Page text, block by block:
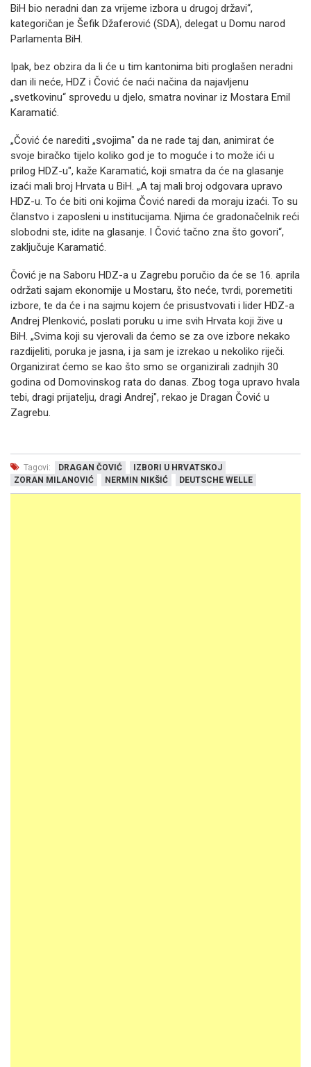
BiH bio neradni dan za vrijeme izbora u drugoj državi“,
kategoričan je Šefik Džaferović (SDA), delegat u Domu narod
Parlamenta BiH.
Ipak, bez obzira da li će u tim kantonima biti proglašen neradni
dan ili neće, HDZ i Čović će naći načina da najavljenu
„svetkovinu“ sprovedu u djelo, smatra novinar iz Mostara Emil
Karamatić.
„Čović će narediti „svojima" da ne rade taj dan, animirat će
svoje biračko tijelo koliko god je to moguće i to može ići u
prilog HDZ-u", kaže Karamatić, koji smatra da će na glasanje
izaći mali broj Hrvata u BiH. „A taj mali broj odgovara upravo
HDZ-u. To će biti oni kojima Čović naredi da moraju izaći. To su
članstvo i zaposleni u institucijama. Njima će gradonačelnik reći
slobodni ste, idite na glasanje. I Čović tačno zna što govori“,
zaključuje Karamatić.
Čović je na Saboru HDZ-a u Zagrebu poručio da će se 16. aprila
održati sajam ekonomije u Mostaru, što neće, tvrdi, poremetiti
izbore, te da će i na sajmu kojem će prisustvovati i lider HDZ-a
Andrej Plenković, poslati poruku u ime svih Hrvata koji žive u
BiH. „Svima koji su vjerovali da ćemo se za ove izbore nekako
razdijeliti, poruka je jasna, i ja sam je izrekao u nekoliko riječi.
Organizirat ćemo se kao što smo se organizirali zadnjih 30
godina od Domovinskog rata do danas. Zbog toga upravo hvala
tebi, dragi prijatelju, dragi Andrej", rekao je Dragan Čović u
Zagrebu.
Tagovi: DRAGAN ČOVIĆ
IZBORI U HRVATSKOJ
ZORAN MILANOVIĆ
NERMIN NIKŠIĆ DEUTSCHE WELLE